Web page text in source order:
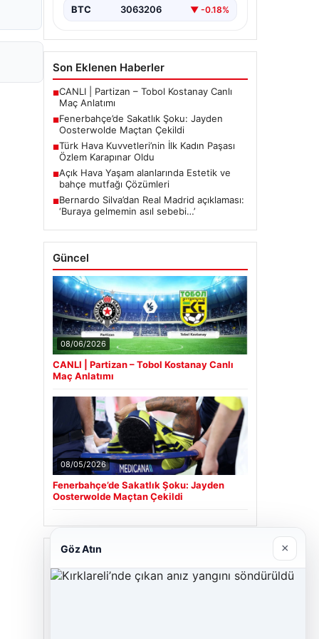
BTC 3063206 ▼ -0.18%
Son Eklenen Haberler
■CANLI | Partizan – Tobol Kostanay Canlı
Maç Anlatımı
■Fenerbahçe’de Sakatlık Şoku: Jayden
Oosterwolde Maçtan Çekildi
■Türk Hava Kuvvetleri’nin İlk Kadın Paşası
Özlem Karapınar Oldu
■Açık Hava Yaşam alanlarında Estetik ve
bahçe mutfağı Çözümleri
■Bernardo Silva’dan Real Madrid açıklaması:
‘Buraya gelmemin asıl sebebi…’
Güncel
08/06/2026
CANLI | Partizan – Tobol Kostanay Canlı
Maç Anlatımı
08/05/2026
Fenerbahçe’de Sakatlık Şoku: Jayden
Oosterwolde Maçtan Çekildi
Son Eklenen Firmalar
Göz Atın ×